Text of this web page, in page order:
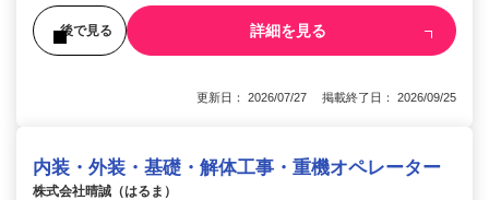
後で見る 詳細を見る
更新日： 2026/07/27 掲載終了日： 2026/09/25
内装・外装・基礎・解体工事・重機オペレーター
株式会社晴誠（はるま）